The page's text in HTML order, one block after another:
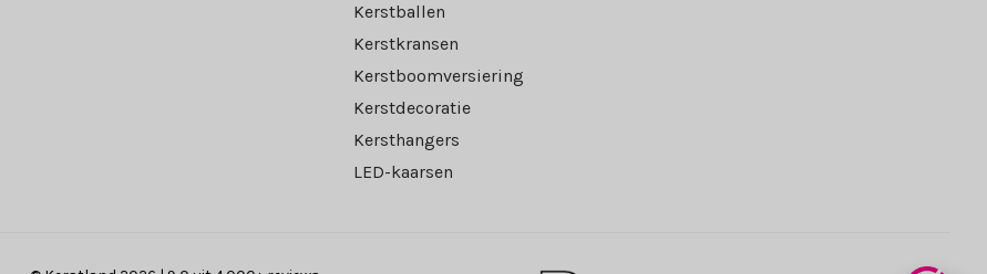
Kerstballen
Kerstkransen
Kerstboomversiering
Kerstdecoratie
Kersthangers
LED-kaarsen